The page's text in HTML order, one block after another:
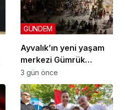
Ayvalık’ın yeni yaşam
merkezi Gümrük
Meydanı açıldı
GÜNDEM
3 gün önce